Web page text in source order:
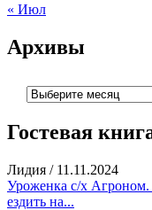
« Июл
Архивы
Архивы
Гостевая
Лидия / 11.11.2024
Уроженка с/х Агроном.
ездить на...